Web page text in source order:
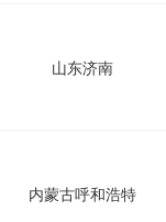
山东济南
内蒙古呼和浩特